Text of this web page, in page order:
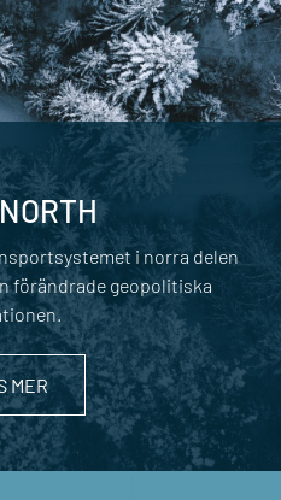
i norra delen
förändrade geopolitiska
MER